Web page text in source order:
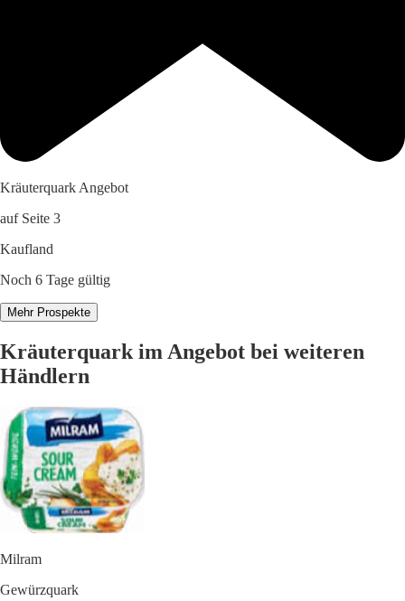
Kräuterquark Angebot
auf Seite 3
Kaufland
Noch 6 Tage gültig
Mehr Prospekte
Kräuterquark im Angebot bei weiteren
Händlern
Milram
Gewürzquark